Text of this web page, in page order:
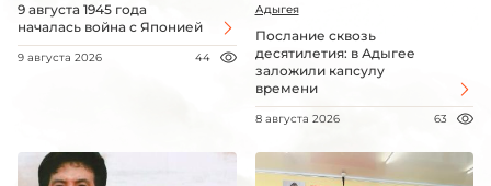
9 августа 1945 года
началась война с Японией
9 августа 2026 44
Адыгея
Послание сквозь
десятилетия: в Адыгее
заложили капсулу
времени
8 августа 2026 63